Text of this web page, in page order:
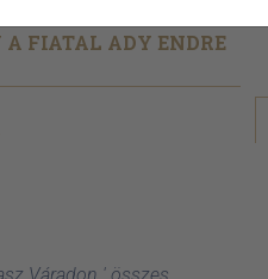
A FIATAL ADY ENDRE